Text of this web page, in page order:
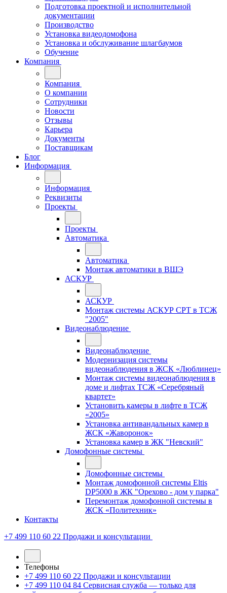
Подготовка проектной и исполнительной
документации
Производство
Установка видеодомофона
Установка и обслуживание шлагбаумов
Обучение
Компания
Компания
О компании
Сотрудники
Новости
Отзывы
Карьера
Документы
Поставщикам
Блог
Информация
Информация
Реквизиты
Проекты
Проекты
Автоматика
Автоматика
Монтаж автоматики в ВШЭ
АСКУР
АСКУР
Монтаж системы АСКУР СРТ в ТСЖ
"2005"
Видеонаблюдение
Видеонаблюдение
Модернизация системы
видеонаблюдения в ЖСК «Люблинец»
Монтаж системы видеонаблюдения в
доме и лифтах ТСЖ «Серебряный
квартет»
Установить камеры в лифте в ТСЖ
«2005»
Установка антивандальных камер в
ЖСК «Жаворонок»
Установка камер в ЖК "Невский"
Домофонные системы
Домофонные системы
Монтаж домофонной системы Eltis
DP5000 в ЖК "Орехово - дом у парка"
Перемонтаж домофонной системы в
ЖСК «Политехник»
Контакты
+7 499 110 60 22 Продажи и консультации
Телефоны
+7 499 110 60 22 Продажи и консультации
+7 499 110 04 84 Сервисная служба — только для